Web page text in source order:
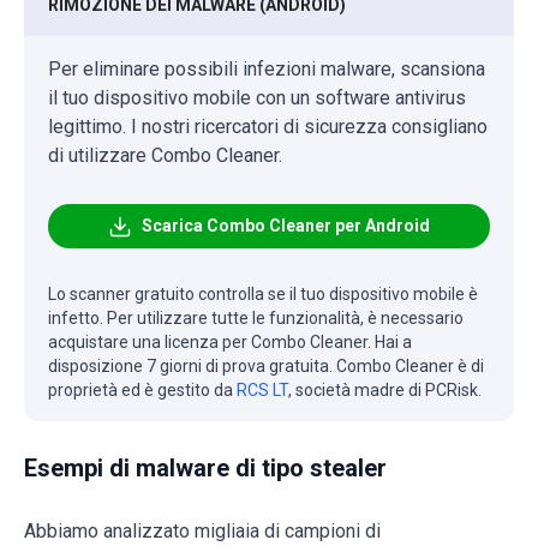
RIMOZIONE DEI MALWARE (ANDROID)
Per eliminare possibili infezioni malware, scansiona
il tuo dispositivo mobile con un software antivirus
legittimo. I nostri ricercatori di sicurezza consigliano
di utilizzare Combo Cleaner.
Scarica Combo Cleaner per Android
Lo scanner gratuito controlla se il tuo dispositivo mobile è
infetto. Per utilizzare tutte le funzionalità, è necessario
acquistare una licenza per Combo Cleaner. Hai a
disposizione 7 giorni di prova gratuita. Combo Cleaner è di
proprietà ed è gestito da RCS LT, società madre di PCRisk.
Esempi di malware di tipo stealer
Abbiamo analizzato migliaia di campioni di